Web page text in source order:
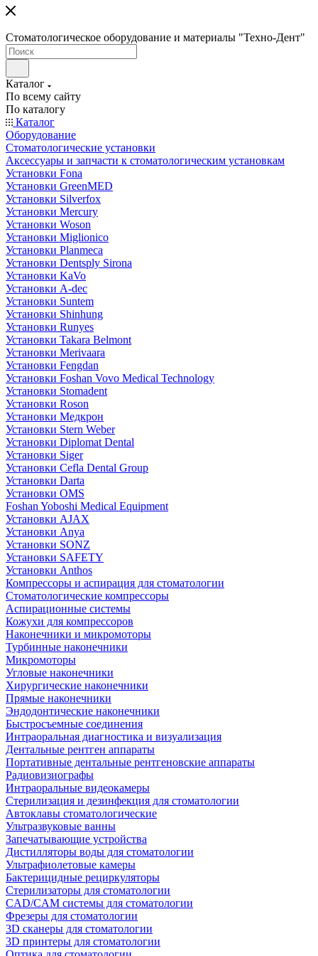
Стоматологическое оборудование и материалы "Техно-Дент"
Каталог
По всему сайту
По каталогу
Каталог
Оборудование
Стоматологические установки
Аксессуары и запчасти к стоматологическим установкам
Установки Fona
Установки GreenMED
Установки Silverfox
Установки Mercury
Установки Woson
Установки Miglionico
Установки Planmeca
Установки Dentsply Sirona
Установки KaVo
Установки A-dec
Установки Suntem
Установки Shinhung
Установки Runyes
Установки Takara Belmont
Установки Merivaara
Установки Fengdan
Установки Foshan Vovo Medical Technology
Установки Stomadent
Установки Roson
Установки Медкрон
Установки Stern Weber
Установки Diplomat Dental
Установки Siger
Установки Cefla Dental Group
Установки Darta
Установки OMS
Foshan Yoboshi Medical Equipment
Установки AJAX
Установки Anya
Установки SONZ
Установки SAFETY
Установки Anthos
Компрессоры и аспирация для стоматологии
Стоматологические компрессоры
Аспирационные системы
Кожухи для компрессоров
Наконечники и микромоторы
Турбинные наконечники
Микромоторы
Угловые наконечники
Хирургические наконечники
Прямые наконечники
Эндодонтические наконечники
Быстросъемные соединения
Интраоральная диагностика и визуализация
Дентальные рентген аппараты
Портативные дентальные рентгеновские аппараты
Радиовизиографы
Интраоральные видеокамеры
Стерилизация и дезинфекция для стоматологии
Автоклавы стоматологические
Ультразвуковые ванны
Запечатывающие устройства
Дистилляторы воды для стоматологии
Ультрафиолетовые камеры
Бактерицидные рециркуляторы
Стерилизаторы для стоматологии
CAD/CAM системы для стоматологии
Фрезеры для стоматологии
3D cканеры для стоматологии
3D принтеры для стоматологии